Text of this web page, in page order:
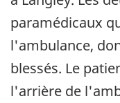
paramédicaux
l'ambulance,
blessés. Le
l'arrière de